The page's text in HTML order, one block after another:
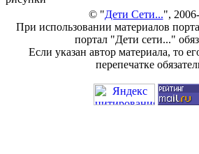
© "Дети Сети...",
При использовании материалов
портал "Дети сети..."
Если указан автор материала, то
перепечатке